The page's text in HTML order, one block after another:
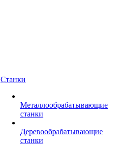
Станки
Металлообрабатывающие
станки
Деревообрабатывающие
станки